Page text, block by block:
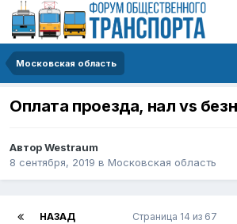
Московская область
Оплата проезда, нал vs
АвторWestraum
8 сентября, 2019 в Московская область
НАЗАД Страница 14 из 67